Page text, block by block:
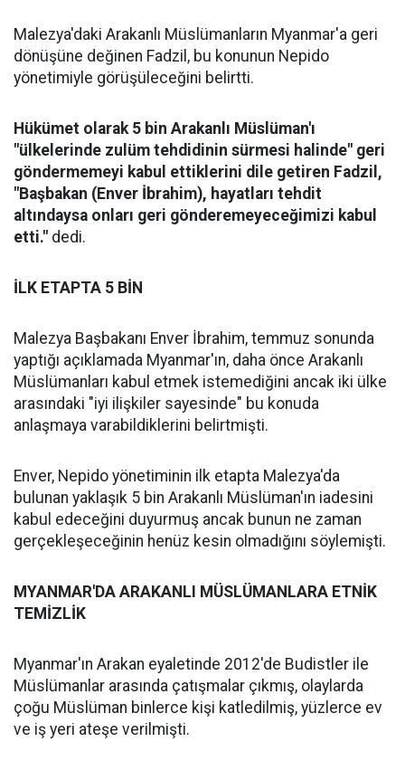
Malezya'daki Arakanlı Müslümanların Myanmar'a geri
dönüşüne değinen Fadzil, bu konunun Nepido
yönetimiyle görüşüleceğini belirtti.
Hükümet olarak 5 bin Arakanlı Müslüman'ı
"ülkelerinde zulüm tehdidinin sürmesi halinde" geri
göndermemeyi kabul ettiklerini dile getiren Fadzil,
"Başbakan (Enver İbrahim), hayatları tehdit
altındaysa onları geri gönderemeyeceğimizi kabul
etti." dedi.
İLK ETAPTA 5 BİN
Malezya Başbakanı Enver İbrahim, temmuz sonunda
yaptığı açıklamada Myanmar'ın, daha önce Arakanlı
Müslümanları kabul etmek istemediğini ancak iki ülke
arasındaki "iyi ilişkiler sayesinde" bu konuda
anlaşmaya varabildiklerini belirtmişti.
Enver, Nepido yönetiminin ilk etapta Malezya'da
bulunan yaklaşık 5 bin Arakanlı Müslüman'ın iadesini
kabul edeceğini duyurmuş ancak bunun ne zaman
gerçekleşeceğinin henüz kesin olmadığını söylemişti.
MYANMAR'DA ARAKANLI MÜSLÜMANLARA ETNİK
TEMİZLİK
Myanmar'ın Arakan eyaletinde 2012'de Budistler ile
Müslümanlar arasında çatışmalar çıkmış, olaylarda
çoğu Müslüman binlerce kişi katledilmiş, yüzlerce ev
ve iş yeri ateşe verilmişti.